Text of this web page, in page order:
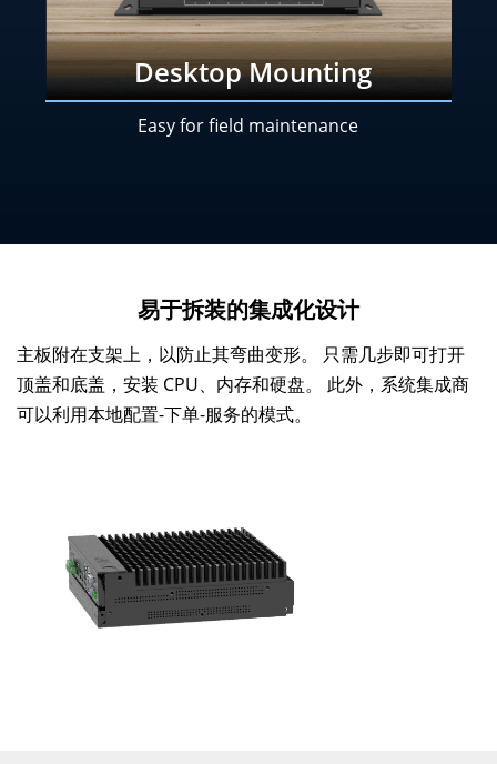
Desktop Mounting
Easy for field maintenance
易于拆装的集成化设计
主板附在支架上，以防止其弯曲变形。 只需几步即可打开
顶盖和底盖，安装 CPU、内存和硬盘。 此外，系统集成商
可以利用本地配置-下单-服务的模式。